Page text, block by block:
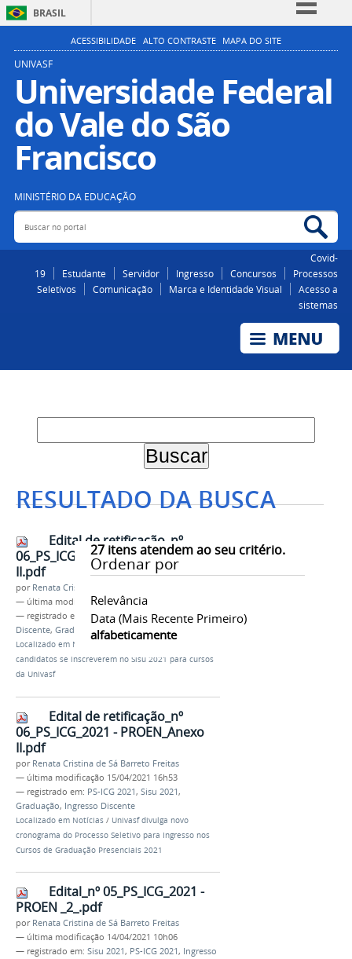
BRASIL
Simplifique!
Participe
Acesso à informação
Legislação
ACESSIBILIDADE ALTO CONTRASTE MAPA DO SITE
UNIVASF
Universidade Federal
do Vale do São
Francisco
MINISTÉRIO DA EDUCAÇÃO
Buscar no portal
Covid-
19
Estudante Servidor Ingresso Concursos
Processos
Seletivos
Comunicação Marca e Identidade Visual
Acesso a
sistemas
RESULTADO DA BUSCA
27itens atendem ao seu critério.
Ordenar por
Relevância
Data (mais Recente Primeiro)
alfabeticamente
Edital de retificação_nº
06_PS_ICG_2021 - PROEN_Anexo
II.pdf
por Renata Cristina de Sá Barreto Freitas
— última modificação 14/04/2021 10h07
— registrado em:
Sisu 2021,PS-ICG 2021,Ingresso
Discente, Graduação
Localizado em Notícias
candidatos se inscreverem no Sisu 2021 para cursos
da Univasf
Edital de retificação_nº
06_PS_ICG_2021 - PROEN_Anexo
II.pdf
por Renata Cristina de Sá Barreto Freitas
— última modificação 15/04/2021 16h53
— registrado em: PS-ICG 2021, Sisu 2021,
Graduação, Ingresso Discente
Localizado em Notícias / Univasf divulga novo
cronograma do Processo Seletivo para Ingresso nos
Cursos de Graduação Presenciais 2021
Edital_nº 05_PS_ICG_2021 -
PROEN _2_.pdf
por Renata Cristina de Sá Barreto Freitas
— última modificação 14/04/2021 10h06
— registrado em: Sisu 2021, PS-ICG 2021, Ingresso